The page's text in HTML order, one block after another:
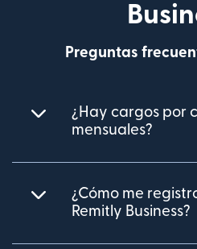
Preguntas
¿Hay cargos por
mensuales?
¿Cómo me
Remitly Business?